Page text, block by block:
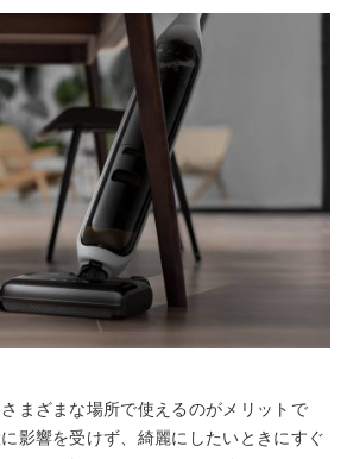
まざまな場所で使えるのがメリットで
影響を受けず、綺麗にしたいときにすぐ